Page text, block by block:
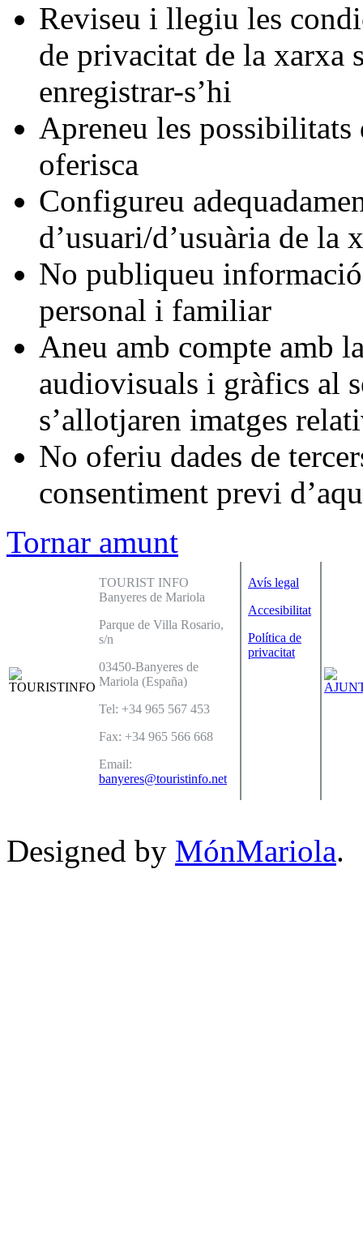
Reviseu i llegiu les
de privacitat de la xarxa
enregistrar-s’hi
Apreneu les
oferisca
Configureu
d’usuari/d’usuària de la
No publiqueu
personal i familiar
Aneu amb compte amb
audiovisuals i gràfics al
s’allotjaren imatges
No oferiu dades de
consentiment previ
Tornar amunt
TOURIST INFO
Banyeres de Mariola
Parque de Villa Rosario,
s/n
03450-Banyeres de
Mariola (España)
Tel: +34 965 567 453
Fax: +34 965 566 668
Email:
banyeres@touristinfo.net
Avís legal
Accesibilitat
Política de
privacitat
Designed by MónMariola.